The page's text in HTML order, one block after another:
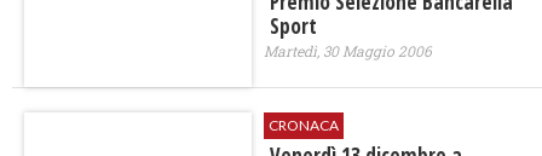
Sport
Martedì, 30 Maggio 2006
CRONACA